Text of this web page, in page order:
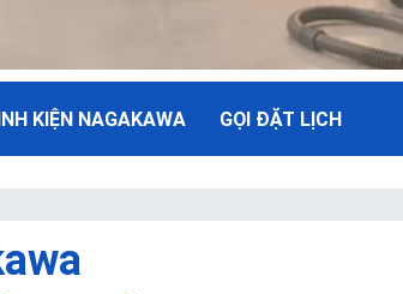
KIỆN NAGAKAWA GỌI ĐẶT LỊCH